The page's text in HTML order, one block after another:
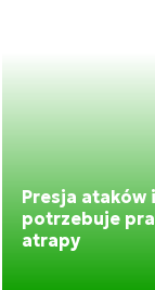
Presja ataków
potrzebuje
atrapy